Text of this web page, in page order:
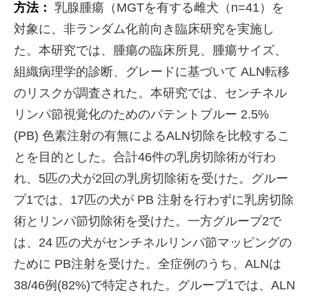
方法： 乳腺腫瘍（MGTを有する雌犬（n=41）を
対象に、非ランダム化前向き臨床研究を実施し
た。本研究では、腫瘍の臨床所見、腫瘍サイズ、
組織病理学的診断、グレードに基づいて ALN転移
のリスクが調査された。本研究では、センチネル
リンパ節視覚化のためのパテントブルー 2.5%
(PB) 色素注射の有無によるALN切除を比較するこ
とを目的とした。合計46件の乳房切除術が行わ
れ、5匹の犬が2回の乳房切除術を受けた。グルー
プ1では、17匹の犬が PB 注射を行わずに乳房切除
術とリンパ節切除術を受けた。一方グループ2で
は、24 匹の犬がセンチネルリンパ節マッピングの
ために PB注射を受けた。全症例のうち、ALNは
38/46例(82%)で特定された。グループ1では、ALN